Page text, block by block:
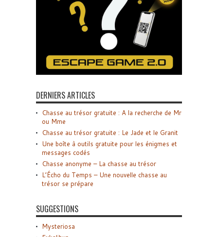
DERNIERS ARTICLES
Chasse au trésor gratuite : A la recherche de Mr
ou Mme
Chasse au trésor gratuite : Le Jade et le Granit
Une boîte à outils gratuite pour les énigmes et
messages codés
Chasse anonyme – La chasse au trésor
L’Écho du Temps – Une nouvelle chasse au
trésor se prépare
SUGGESTIONS
Mysteriosa